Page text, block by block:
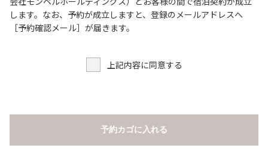
５．発電機の使用 但し貸切イベントは除く。
６．申込みされたサイト以外のサイトの利用や共用部（シャ
デイキャンプ 但し盲導犬、介助犬は除く。
１０．その他 周りに迷惑となるような行為（夜間の大声での
談笑等）や他人に嫌悪感を与えるような行為。
します。なお、予約が成立しますと、登録のメールアドレスへ
［予約確認メール］が届きます。
上記内容に同意する
予約カゴに入れる